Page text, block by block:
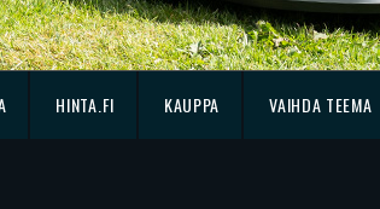
HINTA.FI KAUPPA VAIHDA TEEMA